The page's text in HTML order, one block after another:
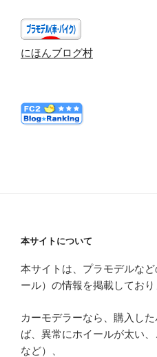
にほんブログ村
本サイトについて
本サイトは、プラモデルな
ール）の情報を掲載しており
カーモデラーなら、購入し
ば、異常にホイールが太い、
など）、